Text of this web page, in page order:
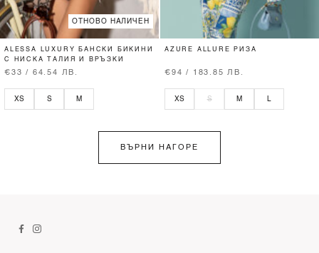
ОТНОВО НАЛИЧЕН
ALESSA LUXURY БАНСКИ БИКИНИ
С НИСКА ТАЛИЯ И ВРЪЗКИ
€33 / 64.54 ЛВ.
XS S M
AZURE ALLURE РИЗА
€94 / 183.85 ЛВ.
XS S M
ВЪРНИ НАГОРЕ